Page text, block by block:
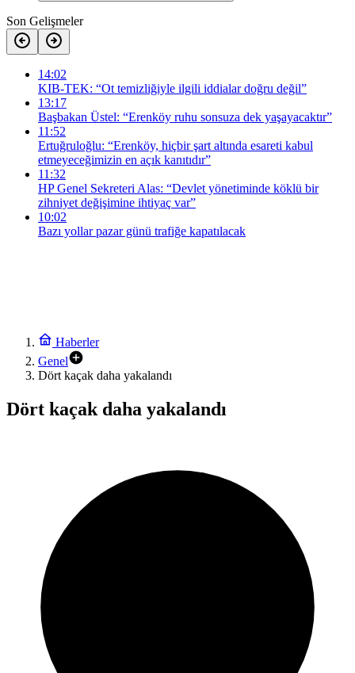
Son Gelişmeler
14:02
KIB-TEK: “Ot temizliğiyle ilgili iddialar doğru değil”
13:17
Başbakan Üstel: “Erenköy ruhu sonsuza dek yaşayacaktır”
11:52
Ertuğruloğlu: “Erenköy, hiçbir şart altında esareti kabul
etmeyeceğimizin en açık kanıtıdır”
11:32
HP Genel Sekreteri Alas: “Devlet yönetiminde köklü bir
zihniyet değişimine ihtiyaç var”
10:02
Bazı yollar pazar günü trafiğe kapatılacak
Haberler
Genel
Dört kaçak daha yakalandı
Dört kaçak daha yakalandı